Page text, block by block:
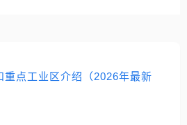
重点工业区介绍（2026年最新